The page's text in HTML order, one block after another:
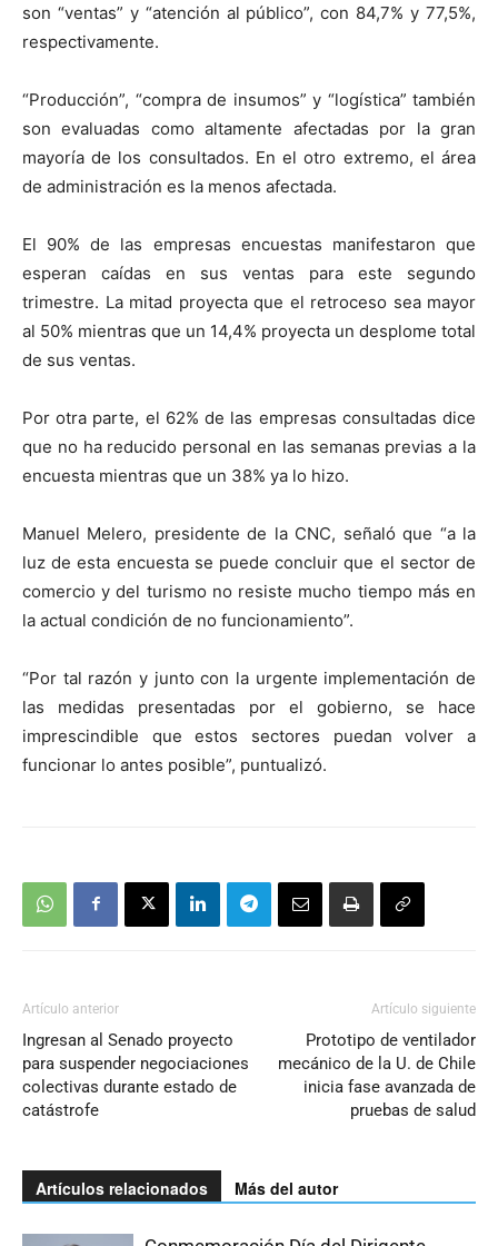
son “ventas” y “atención al público”, con 84,7% y 77,5%,
respectivamente.
“Producción”, “compra de insumos” y “logística” también
son evaluadas como altamente afectadas por la gran
mayoría de los consultados. En el otro extremo, el área
de administración es la menos afectada.
El 90% de las empresas encuestas manifestaron que
esperan caídas en sus ventas para este segundo
trimestre. La mitad proyecta que el retroceso sea mayor
al 50% mientras que un 14,4% proyecta un desplome total
de sus ventas.
Por otra parte, el 62% de las empresas consultadas dice
que no ha reducido personal en las semanas previas a la
encuesta mientras que un 38% ya lo hizo.
Manuel Melero, presidente de la CNC, señaló que “a la
luz de esta encuesta se puede concluir que el sector de
comercio y del turismo no resiste mucho tiempo más en
la actual condición de no funcionamiento”.
“Por tal razón y junto con la urgente implementación de
las medidas presentadas por el gobierno, se hace
imprescindible que estos sectores puedan volver a
funcionar lo antes posible”, puntualizó.
Artículo anterior
Ingresan al Senado proyecto
para suspender negociaciones
colectivas durante estado de
catástrofe
Artículo siguiente
Prototipo de ventilador
mecánico de la U. de Chile
inicia fase avanzada de
pruebas de salud
Artículos relacionados Más del autor